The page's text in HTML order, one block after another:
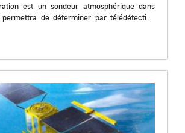
est un sondeur atmosphérique dans
de déterminer par télédétection